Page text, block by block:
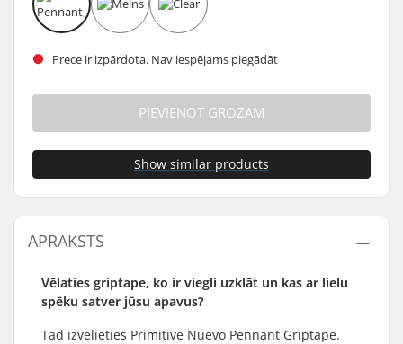
Prece ir izpārdota. Nav iespējams piegādāt
PIEVIENOT GROZAM
Show similar products
APRAKSTS
Vēlaties griptape, ko ir viegli uzklāt un kas ar lielu
spēku satver jūsu apavus?
Tad izvēlieties Primitive Nuevo Pennant Griptape.